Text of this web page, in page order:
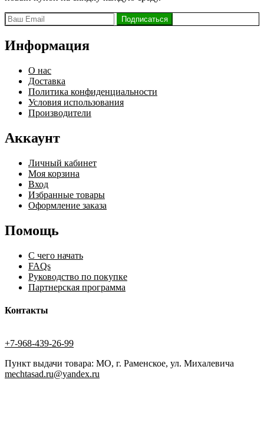
Информация
О нас
Доставка
Политика конфиденциальности
Условия использования
Производители
Аккаунт
Личный кабинет
Моя корзина
Вход
Избранные товары
Оформление заказа
Помощь
С чего начать
FAQs
Руководство по покупке
Партнерская программа
Контакты
+7-968-439-26-99
Пункт выдачи товара: МО, г. Раменское, ул. Михалевича
mechtasad.ru@yandex.ru